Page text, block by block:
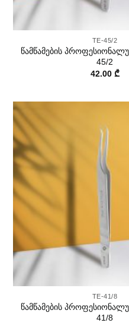
TE-45/2
წამწამების
45/2
42.00 ₾
TE-41/8
წამწამების
41/8